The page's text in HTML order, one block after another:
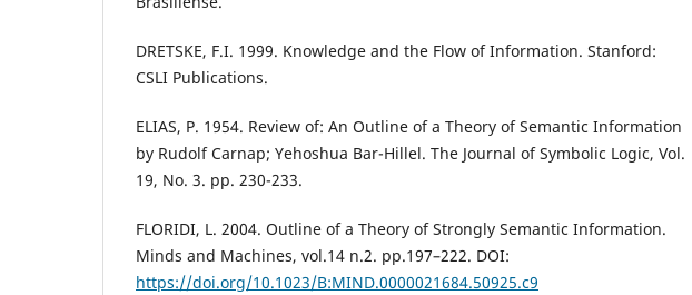
DRETSKE, F.I. 1999. Knowledge and the Flow of Information. Stanford:
CSLI Publications.
ELIAS, P. 1954. Review of: An Outline of a Theory of Semantic Information
by Rudolf Carnap; Yehoshua Bar-Hillel. The Journal of Symbolic Logic, Vol.
19, No. 3. pp. 230-233.
FLORIDI, L. 2004. Outline of a Theory of Strongly Semantic Information.
Minds and Machines, vol.14 n.2. pp.197–222. DOI:
https://doi.org/10.1023/B:MIND.0000021684.50925.c9